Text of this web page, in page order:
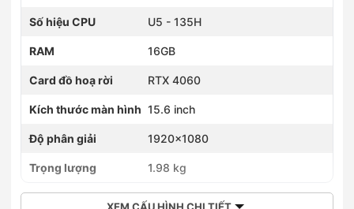
Số hiệu CPU U5 - 135H
RAM 16GB
Card đồ hoạ rời RTX 4060
Kích thước màn hình 15.6 inch
Độ phân giải 1920x1080
Trọng lượng 1.98 kg